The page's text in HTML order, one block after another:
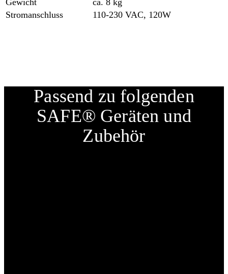
Gewicht
ca. 8 kg
Stromanschluss
110-230 VAC, 120W
Passend zu folgenden
SAFE® Geräten und
Zubehör